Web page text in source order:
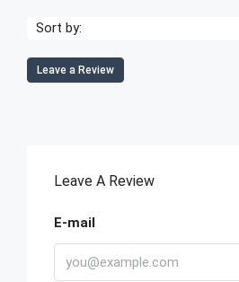
Sort by:
Leave a Review
Leave A Review
E-mail